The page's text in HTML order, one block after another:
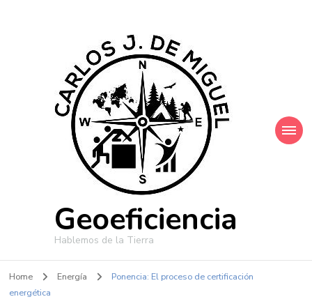
Geoeficiencia
Hablemos de la Tierra
Home Energía
Ponencia: El proceso de certificación
energética